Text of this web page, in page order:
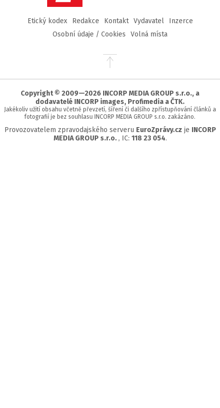
Etický kodex Redakce Kontakt Vydavatel
Inzerce
Osobní údaje / Cookies
Volná místa
Přejít
stránky
Copyright © 2009—2026 INCORP MEDIA GROUP s.r.o., a
dodavatelé INCORP images, Profimedia a ČTK.
Jakékoliv užití obsahu včetně převzetí, šíření či dalšího zpřístupňování článků a
fotografií je bez souhlasu INCORP MEDIA GROUP s.r.o. zakázáno.
Provozovatelem zpravodajského serveru EuroZprávy.cz je INCORP
MEDIA GROUP s.r.o. , IC: 118 23 054.